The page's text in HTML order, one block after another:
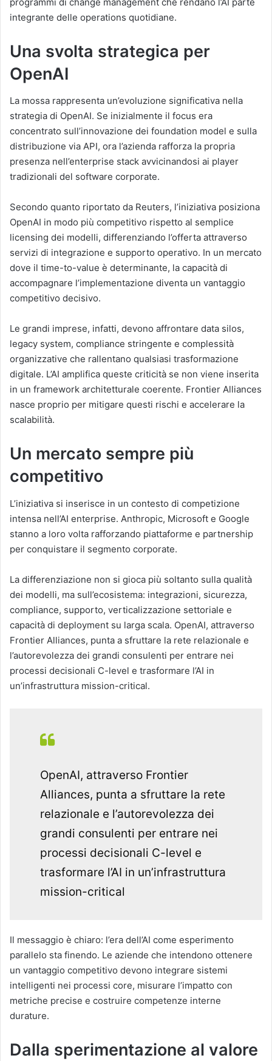
integrante delle operations quotidiane.
Una svolta strategica per
OpenAI
La mossa rappresenta un’evoluzione significativa nella
strategia di OpenAI. Se inizialmente il focus era
concentrato sull’innovazione dei foundation model e sulla
distribuzione via API, ora l’azienda rafforza la propria
presenza nell’enterprise stack avvicinandosi ai player
tradizionali del software corporate.
Secondo quanto riportato da Reuters, l’iniziativa posiziona
OpenAI in modo più competitivo rispetto al semplice
licensing dei modelli, differenziando l’offerta attraverso
servizi di integrazione e supporto operativo. In un mercato
dove il time-to-value è determinante, la capacità di
accompagnare l’implementazione diventa un vantaggio
competitivo decisivo.
Le grandi imprese, infatti, devono affrontare data silos,
legacy system, compliance stringente e complessità
organizzative che rallentano qualsiasi trasformazione
digitale. L’AI amplifica queste criticità se non viene inserita
in un framework architetturale coerente. Frontier Alliances
nasce proprio per mitigare questi rischi e accelerare la
scalabilità.
Un mercato sempre più
competitivo
L’iniziativa si inserisce in un contesto di competizione
intensa nell’AI enterprise. Anthropic, Microsoft e Google
stanno a loro volta rafforzando piattaforme e partnership
per conquistare il segmento corporate.
La differenziazione non si gioca più soltanto sulla qualità
dei modelli, ma sull’ecosistema: integrazioni, sicurezza,
compliance, supporto, verticalizzazione settoriale e
capacità di deployment su larga scala. OpenAI, attraverso
Frontier Alliances, punta a sfruttare la rete relazionale e
l’autorevolezza dei grandi consulenti per entrare nei
processi decisionali C-level e trasformare l’AI in
un’infrastruttura mission-critical.
OpenAI, attraverso Frontier
Alliances, punta a sfruttare la rete
relazionale e l’autorevolezza dei
grandi consulenti per entrare nei
processi decisionali C-level e
trasformare l’AI in un’infrastruttura
mission-critical
Il messaggio è chiaro: l’era dell’AI come esperimento
parallelo sta finendo. Le aziende che intendono ottenere
un vantaggio competitivo devono integrare sistemi
intelligenti nei processi core, misurare l’impatto con
metriche precise e costruire competenze interne
durature.
Dalla sperimentazione al valore